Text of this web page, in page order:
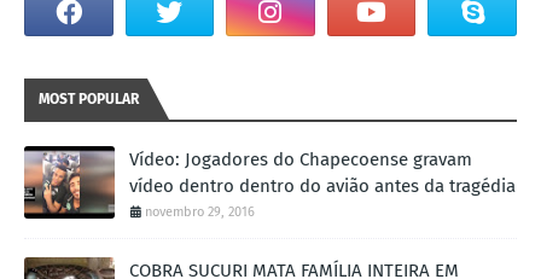
MOST POPULAR
Vídeo: Jogadores do Chapecoense gravam
vídeo dentro dentro do avião antes da tragédia
novembro 29, 2016
COBRA SUCURI MATA FAMÍLIA INTEIRA EM